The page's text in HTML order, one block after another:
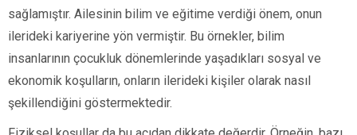
sağlamıştır. Ailesinin bilim ve eğitime verdiği önem, onun
ilerideki kariyerine yön vermiştir. Bu örnekler, bilim
insanlarının çocukluk dönemlerinde yaşadıkları sosyal ve
ekonomik koşulların, onların ilerideki kişiler olarak nasıl
şekillendiğini göstermektedir.